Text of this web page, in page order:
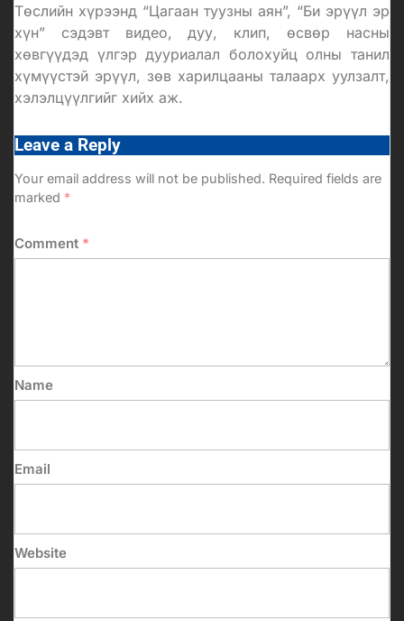
Төслийн хүрээнд “Цагаан туузны аян”, “Би эрүүл эр
хүн” сэдэвт видео, дуу, клип, өсвөр насны
хөвгүүдэд үлгэр дууриалал болохуйц олны танил
хүмүүстэй эрүүл, зөв харилцааны талаарх уулзалт,
хэлэлцүүлгийг хийх аж.
Leave a Reply
Your email address will not be published. Required fields are
marked *
Comment *
Name
Email
Website